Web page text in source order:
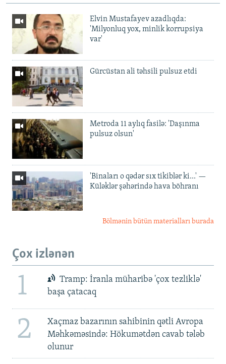
Elvin Mustafayev azadlıqda:
'Milyonluq yox, minlik korrupsiya
var'
Gürcüstan ali təhsili pulsuz etdi
Metroda 11 aylıq fasilə: 'Daşınma
pulsuz olsun'
'Binaları o qədər sıx tikiblər ki...' —
Küləklər şəhərində hava böhranı
Bölmənin bütün materialları burada
Çox izlənən
1
Tramp: İranla müharibə 'çox tezliklə'
başa çatacaq
2
Xaçmaz bazarının sahibinin qətli Avropa
Məhkəməsində: Hökumətdən cavab tələb
olunur